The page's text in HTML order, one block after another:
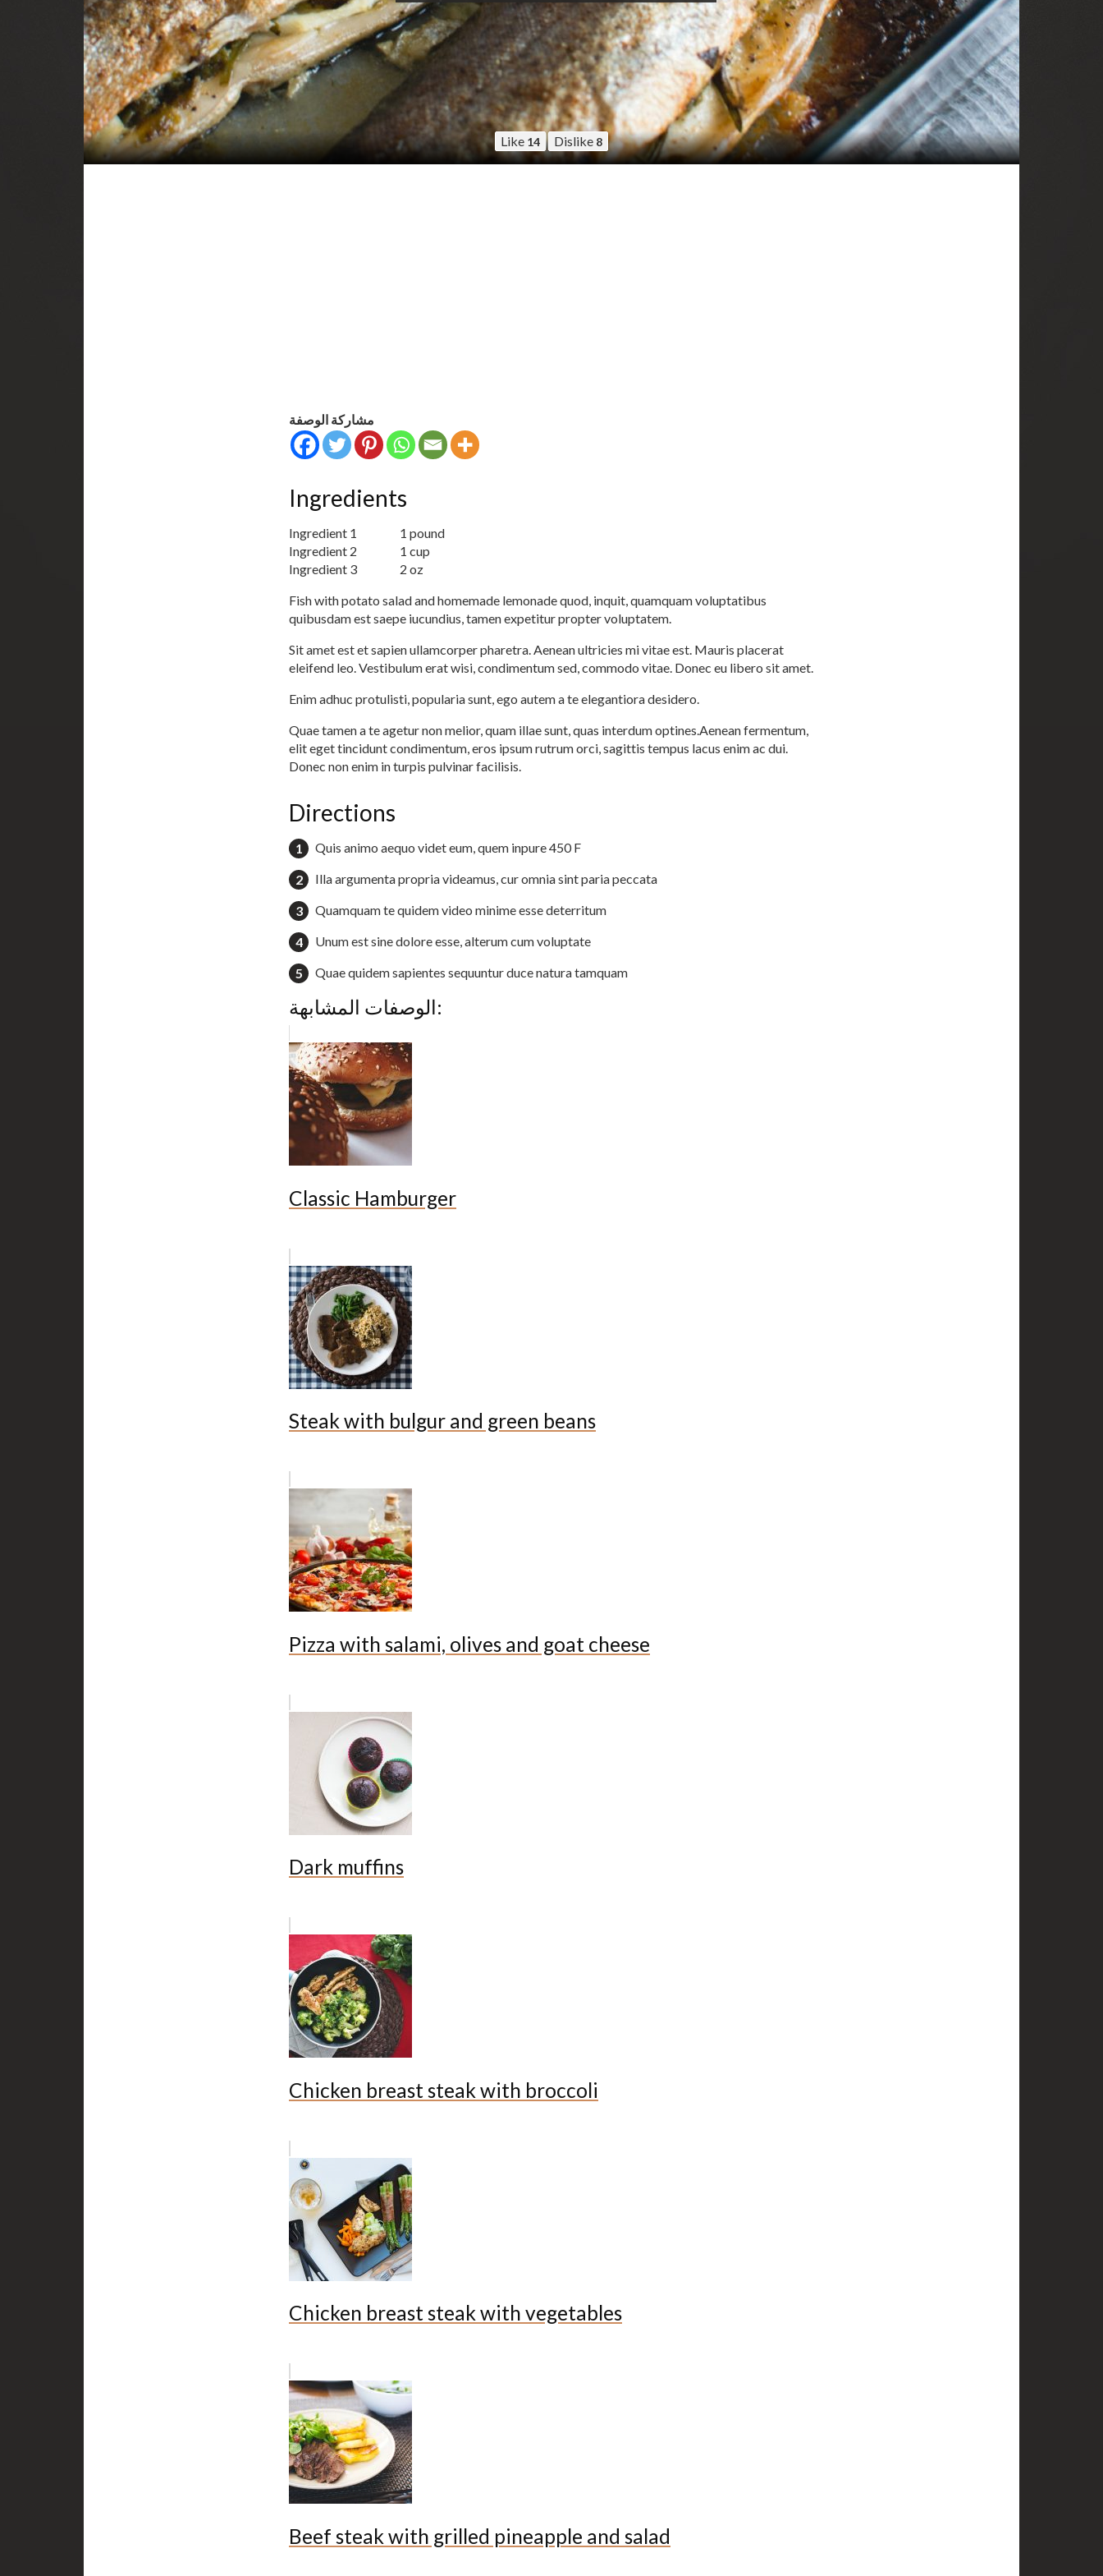
Like 14 Dislike 8
مشاركة الوصفة
Ingredients
Ingredient 1
1 pound
Ingredient 2
1 cup
Ingredient 3
2 oz
Fish with potato salad and homemade lemonade quod, inquit, quamquam voluptatibus
quibusdam est saepe iucundius, tamen expetitur propter voluptatem.
Sit amet est et sapien ullamcorper pharetra. Aenean ultricies mi vitae est. Mauris placerat
eleifend leo. Vestibulum erat wisi, condimentum sed, commodo vitae. Donec eu libero sit amet.
Enim adhuc protulisti, popularia sunt, ego autem a te elegantiora desidero.
Quae tamen a te agetur non melior, quam illae sunt, quas interdum optines.Aenean fermentum,
elit eget tincidunt condimentum, eros ipsum rutrum orci, sagittis tempus lacus enim ac dui.
Donec non enim in turpis pulvinar facilisis.
Directions
Quis animo aequo videt eum, quem inpure 450 F
Illa argumenta propria videamus, cur omnia sint paria peccata
Quamquam te quidem video minime esse deterritum
Unum est sine dolore esse, alterum cum voluptate
Quae quidem sapientes sequuntur duce natura tamquam
الوصفات المشابهة:
Classic Hamburger
Steak with bulgur and green beans
Pizza with salami, olives and goat cheese
Dark muffins
Chicken breast steak with broccoli
Chicken breast steak with vegetables
Beef steak with grilled pineapple and salad